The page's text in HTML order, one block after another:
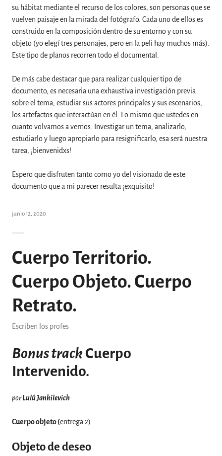
su hábitat mediante el recurso de los colores, son personas que se
vuelven paisaje en la mirada del fotógrafo. Cada uno de ellos es
construido en la composición dentro de su entorno y con su
objeto (yo elegí tres personajes, pero en la peli hay muchos más).
Este tipo de planos recorren todo el documental.
De más cabe destacar que para realizar cualquier tipo de
documento, es necesaria una exhaustiva investigación previa
sobre el tema; estudiar sus actores principales y sus escenarios,
los artefactos que interactúan en él. Lo mismo que ustedes en
cuanto volvamos a vernos. Investigar un tema, analizarlo,
estudiarlo y luego apropiarlo para resignificarlo, esa será nuestra
tarea, ¡bienvenidxs!
Espero que disfruten tanto como yo del visionado de este
documento que a mi parecer resulta ¡exquisito!
junio 12, 2020
Cuerpo Territorio.
Cuerpo Objeto. Cuerpo
Retrato.
Escriben los profes
Bonus track Cuerpo
Intervenido.
porLulú Jankilevich
Cuerpo objeto (entrega 2)
Objeto de deseo